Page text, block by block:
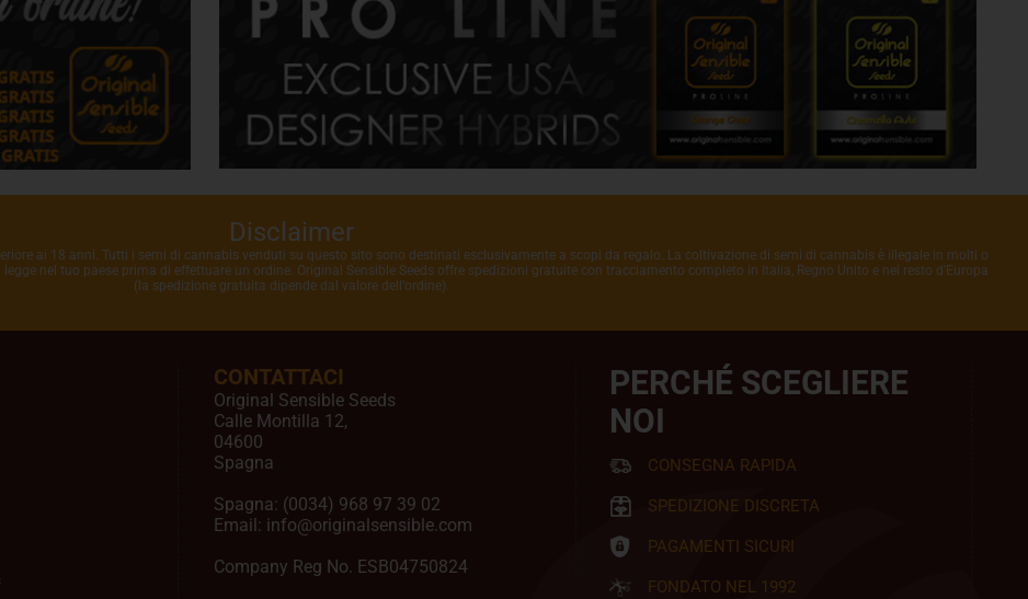
Disclaimer
ai 18 anni. Tutti i semi di cannabis venduti su questo sito sono destinati esclusivamente a scopi da regalo. La coltivazione di semi di cannabis è illegale in molti o
nel tuo paese prima di effettuare un ordine. Original Sensible Seeds offre spedizioni gratuite con tracciamento completo in Italia, Regno Unito e nel resto d'Europa
(la spedizione gratuita dipende dal valore dell'ordine).
CONTATTACI
Original Sensible Seeds
Calle Montilla 12,
04600
Spagna
Spagna: (0034) 968 97 39 02
Email: info@originalsensible.com
Company Reg No. ESB04750824
PERCHÉ SCEGLIERE
NOI
CONSEGNA RAPIDA
SPEDIZIONE DISCRETA
PAGAMENTI SICURI
FONDATO NEL 1992